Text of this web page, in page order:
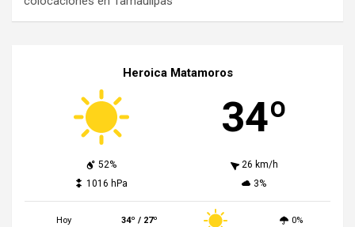
Heroica Matamoros
34º
52%
26 km/h
1016 hPa
3%
Hoy 34º / 27º 0%